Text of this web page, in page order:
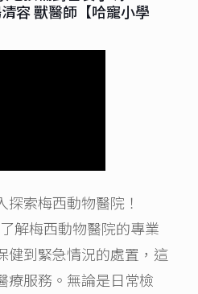
容 獸醫師【哈寵小學
索梅西動物醫院！
解梅西動物醫院的專業
健到緊急情況的處置，這
療服務。無論是日常檢